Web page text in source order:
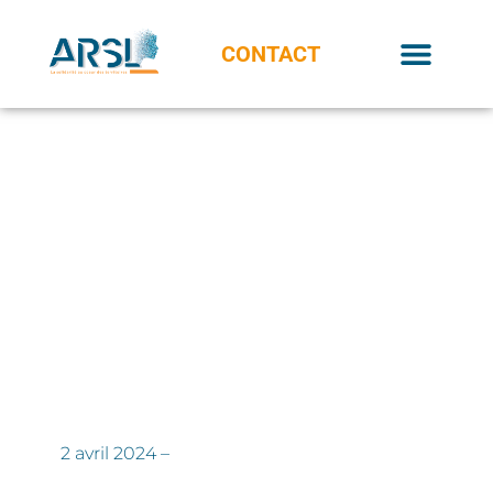
CONTACT
2 avril 2024 –